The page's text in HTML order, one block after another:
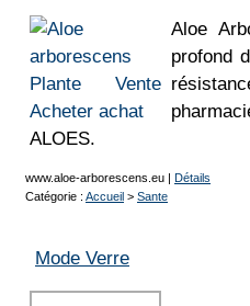
Aloe
profond
ALOES.
www.aloe-arborescens.eu | Détails
Catégorie : Accueil > Sante
Mode Verre